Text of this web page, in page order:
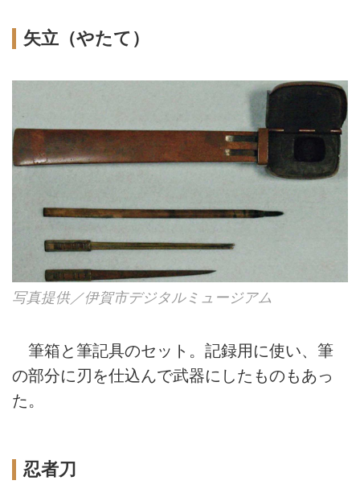
矢立（やたて）
写真提供／伊賀市デジタルミュージアム
筆箱と筆記具のセット。記録用に使い、筆
の部分に刃を仕込んで武器にしたものもあっ
た。
忍者刀